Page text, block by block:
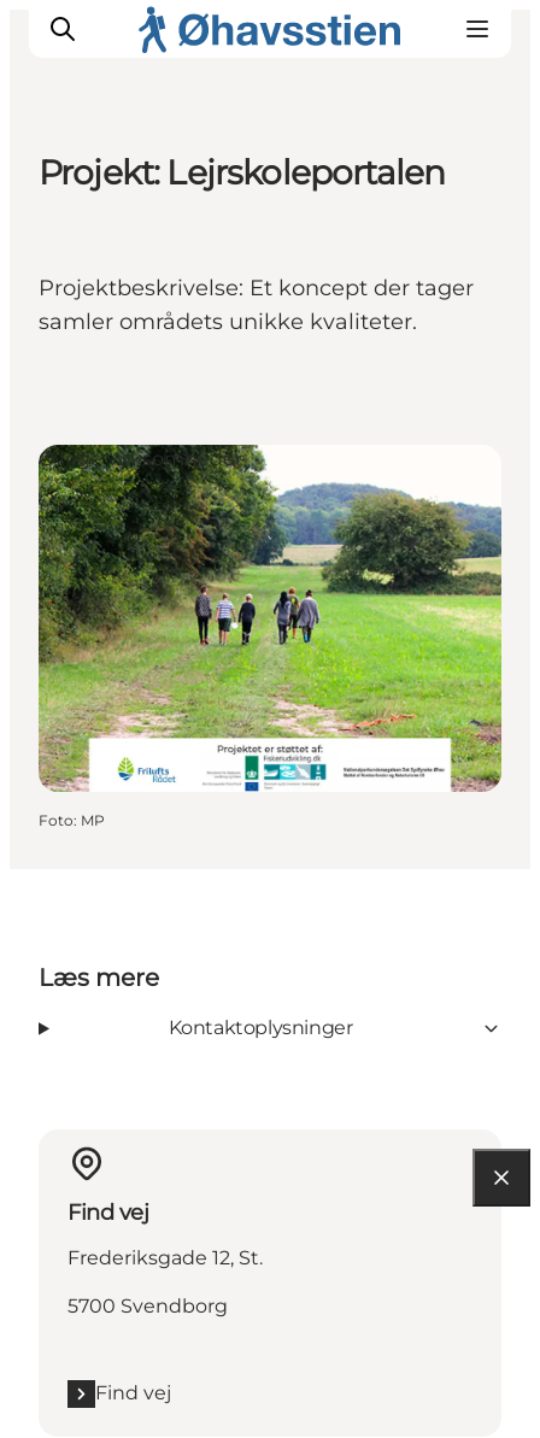
Planlægning
Projekt: Lejrskoleportalen
Projektbeskrivelse: Et koncept der tager
samler områdets unikke kvaliteter.
Øvrige virksomheder
Foto: MP
Læs mere
Kontaktoplysninger
Find vej
Frederiksgade 12, St.
5700 Svendborg
Find vej